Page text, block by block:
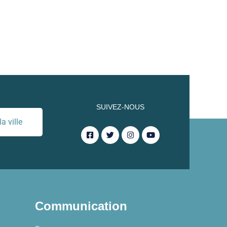
ville
SUIVEZ-NOUS
Communication